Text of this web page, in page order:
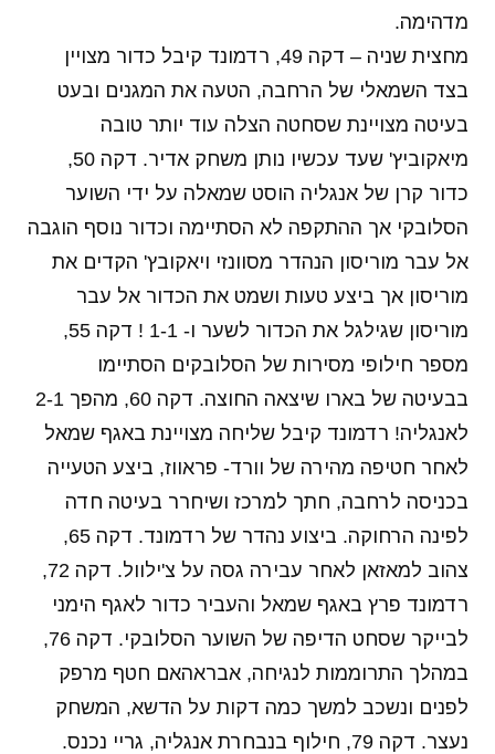
מדהימה.
מחצית שניה – דקה 49, רדמונד קיבל כדור מצויין
בצד השמאלי של הרחבה, הטעה את המגנים ובעט
בעיטה מצויינת שסחטה הצלה עוד יותר טובה
מיאקוביץ' שעד עכשיו נותן משחק אדיר. דקה 50,
כדור קרן של אנגליה הוסט שמאלה על ידי השוער
הסלובקי אך ההתקפה לא הסתיימה וכדור נוסף הוגבה
אל עבר מוריסון הנהדר מסוונזי ויאקובץ' הקדים את
מוריסון אך ביצע טעות ושמט את הכדור אל עבר
מוריסון שגילגל את הכדור לשער ו- 1-1 ! דקה 55,
מספר חילופי מסירות של הסלובקים הסתיימו
בבעיטה של בארו שיצאה החוצה. דקה 60, מהפך 2-1
לאנגליה! רדמונד קיבל שליחה מצויינת באגף שמאל
לאחר חטיפה מהירה של וורד- פראווז, ביצע הטעייה
בכניסה לרחבה, חתך למרכז ושיחרר בעיטה חדה
לפינה הרחוקה. ביצוע נהדר של רדמונד. דקה 65,
צהוב למאזאן לאחר עבירה גסה על צ'ילוול. דקה 72,
רדמונד פרץ באגף שמאל והעביר כדור לאגף הימני
לבייקר שסחט הדיפה של השוער הסלובקי. דקה 76,
במהלך התרוממות לנגיחה, אבראהאם חטף מרפק
לפנים ונשכב למשך כמה דקות על הדשא, המשחק
נעצר. דקה 79, חילוף בנבחרת אנגליה, גריי נכנס.